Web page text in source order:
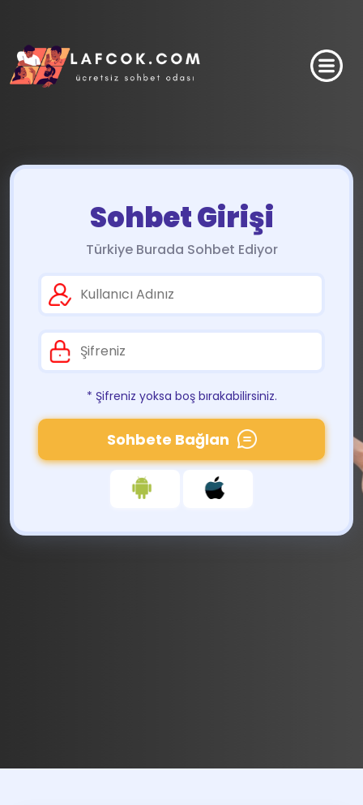
Sohbet Girişi
Türkiye Burada Sohbet Ediyor
* Şifreniz yoksa boş bırakabilirsiniz.
Sohbete Bağlan